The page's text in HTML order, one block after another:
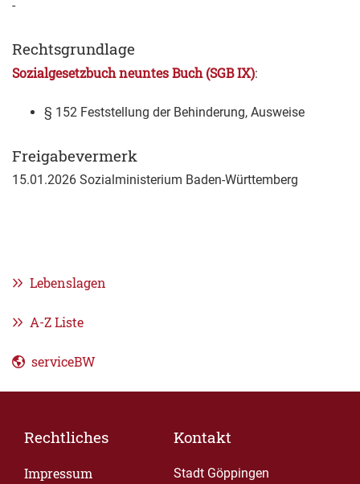
-
Rechtsgrundlage
Sozialgesetzbuch neuntes Buch (SGB IX):
§ 152 Feststellung der Behinderung, Ausweise
Freigabevermerk
15.01.2026 Sozialministerium Baden-Württemberg
Lebenslagen
A-Z Liste
serviceBW
Rechtliches
Impressum
Kontakt
Stadt Göppingen